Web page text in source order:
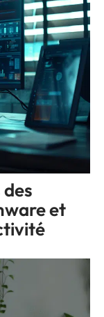
et